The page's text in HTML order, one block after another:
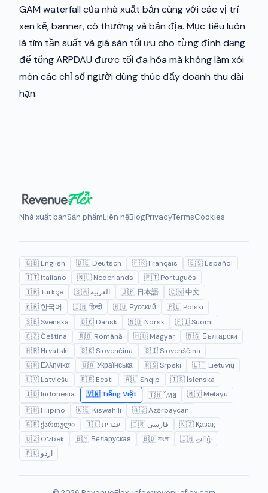
GAM waterfall của nhà xuất bản cùng với các vị trí
xen kẽ, banner, có thưởng và bản địa. Mục tiêu luôn
là tìm tần suất và giá sàn tối ưu cho từng định dạng
để tổng ARPDAU được tối đa hóa mà không làm xói
mòn các chỉ số người dùng thúc đẩy doanh thu dài
hạn.
Nhà xuất bảnSản phẩmLiên hệBlogPrivacyTermsCookies
🇬🇧 English 🇩🇪 Deutsch 🇫🇷 Français
🇪🇸 Español
🇮🇹 Italiano
🇳🇱 Nederlands
🇵🇹 Português
🇹🇷 Türkçe
🇸🇦 العربية 🇯🇵 日本語
🇨🇳 中文
🇰🇷 한국어
🇮🇳 हिन्दी 🇷🇺 Русский
🇵🇱 Polski
🇸🇪 Svenska
🇩🇰 Dansk 🇳🇴 Norsk
🇫🇮 Suomi
🇨🇿 Čeština
🇷🇴 Română 🇭🇺 Magyar
🇧🇬 Български
🇭🇷 Hrvatski
🇸🇰 Slovenčina
🇸🇮 Slovenščina
🇬🇷 Ελληνικά
🇺🇦 Українська 🇷🇸 Srpski
🇱🇹 Lietuvių
🇱🇻 Latviešu
🇪🇪 Eesti 🇦🇱 Shqip
🇮🇸 Íslenska
🇮🇩 Indonesia
🇻🇳 Tiếng Việt 🇹🇭 ไทย
🇲🇾 Melayu
🇵🇭 Filipino
🇰🇪 Kiswahili
🇦🇿 Azərbaycan
🇬🇪 ქართული
🇮🇱 עברית 🇮🇷 فارسی
🇰🇿 Қазақ
🇺🇿 O'zbek
🇧🇾 Беларуская 🇧🇩 বাংলা
🇮🇳 தமிழ்
🇵🇰 اردو